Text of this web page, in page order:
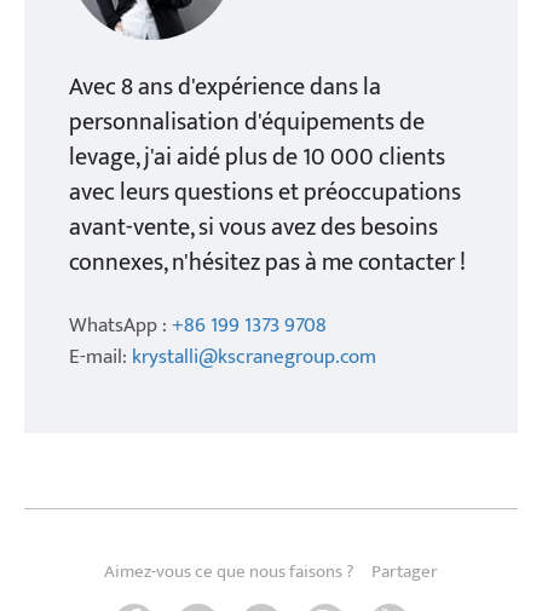
Avec 8 ans d'expérience dans la
personnalisation d'équipements de
levage, j'ai aidé plus de 10 000 clients
avec leurs questions et préoccupations
avant-vente, si vous avez des besoins
connexes, n'hésitez pas à me contacter !
WhatsApp :+86 199 1373 9708
E-mail: krystalli@kscranegroup.com
Aimez-vous ce que nous faisons ? Partager